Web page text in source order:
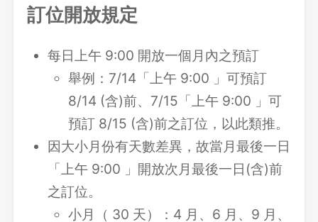
訂位開放規定
每日上午 9:00 開放一個月內之預訂
舉例：7/14「上午 9:00 」可預訂
8/14 (含)前、7/15「上午 9:00 」可
預訂 8/15 (含)前之訂位，以此類推。
因大小月份有天數差異，故當月最後一日
「上午 9:00 」開放次月最後一日(含)前
之訂位。
小月（ 30 天）：4 月、6 月、9 月、